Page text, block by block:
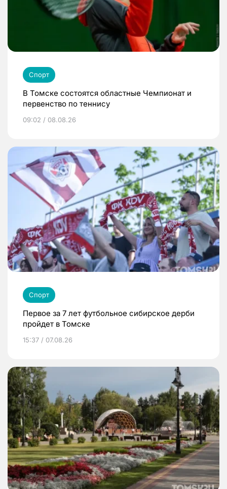
Спорт
В Томске состоятся областные Чемпионат и
первенство по теннису
09:02 / 08.08.26
Спорт
Первое за 7 лет футбольное сибирское дерби
пройдет в Томске
15:37 / 07.08.26